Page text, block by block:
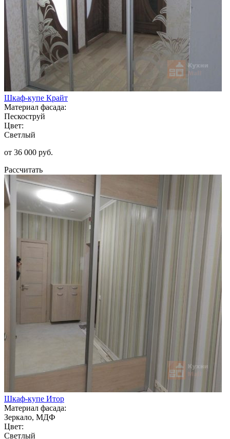
Шкаф-купе Крайт
Материал фасада:
Пескоструй
Цвет:
Светлый
от 36 000 руб.
Рассчитать
Шкаф-купе Итор
Материал фасада:
Зеркало, МДФ
Цвет:
Светлый